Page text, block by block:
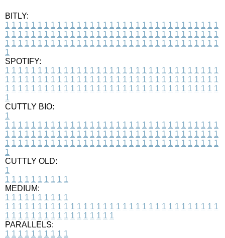
BITLY:
1 1 1 1 1 1 1 1 1 1 1 1 1 1 1 1 1 1 1 1 1 1 1 1 1 1 1 1 1 1 1 1 1
1 1 1 1 1 1 1 1 1 1 1 1 1 1 1 1 1 1 1 1 1 1 1 1 1 1 1 1 1 1 1 1 1
1 1 1 1 1 1 1 1 1 1 1 1 1 1 1 1 1 1 1 1 1 1 1 1 1 1 1 1 1 1 1 1 1
1
SPOTIFY:
1 1 1 1 1 1 1 1 1 1 1 1 1 1 1 1 1 1 1 1 1 1 1 1 1 1 1 1 1 1 1 1 1
1 1 1 1 1 1 1 1 1 1 1 1 1 1 1 1 1 1 1 1 1 1 1 1 1 1 1 1 1 1 1 1 1
1 1 1 1 1 1 1 1 1 1 1 1 1 1 1 1 1 1 1 1 1 1 1 1 1 1 1 1 1 1 1 1 1
1
CUTTLY BIO:
1
1 1 1 1 1 1 1 1 1 1 1 1 1 1 1 1 1 1 1 1 1 1 1 1 1 1 1 1 1 1 1 1 1
1 1 1 1 1 1 1 1 1 1 1 1 1 1 1 1 1 1 1 1 1 1 1 1 1 1 1 1 1 1 1 1 1
1 1 1 1 1 1 1 1 1 1 1 1 1 1 1 1 1 1 1 1 1 1 1 1 1 1 1 1 1 1 1 1 1
1
CUTTLY OLD:
1
1 1 1 1 1 1 1 1 1 1
MEDIUM:
1 1 1 1 1 1 1 1 1 1
1 1 1 1 1 1 1 1 1 1 1 1 1 1 1 1 1 1 1 1 1 1 1 1 1 1 1 1 1 1 1 1 1
1 1 1 1 1 1 1 1 1 1 1 1 1 1 1 1 1
PARALLELS:
1 1 1 1 1 1 1 1 1 1